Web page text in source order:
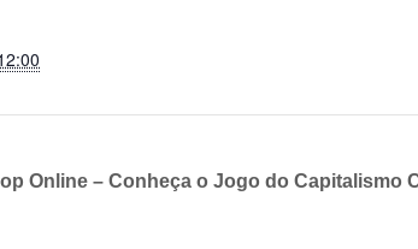
Online – Conheça o Jogo do Capitalismo